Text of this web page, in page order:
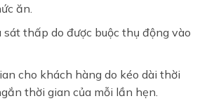
ăn.
sát thấp do được buộc thụ động vào
cho khách hàng do kéo dài thời
thời gian của mỗi lần hẹn.